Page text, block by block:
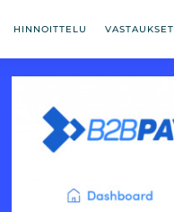
HINNOITTELU VASTAUKSET